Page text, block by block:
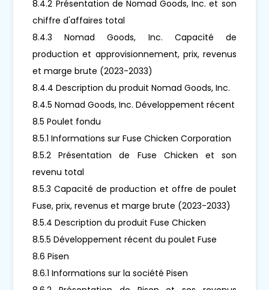
8.4.2 Présentation de Nomad Goods, Inc. et son
chiffre d'affaires total
8.4.3 Nomad Goods, Inc. Capacité de
production et approvisionnement, prix, revenus
et marge brute (2023-2033)
8.4.4 Description du produit Nomad Goods, Inc.
8.4.5 Nomad Goods, Inc. Développement récent
8.5 Poulet fondu
8.5.1 Informations sur Fuse Chicken Corporation
8.5.2 Présentation de Fuse Chicken et son
revenu total
8.5.3 Capacité de production et offre de poulet
Fuse, prix, revenus et marge brute (2023-2033)
8.5.4 Description du produit Fuse Chicken
8.5.5 Développement récent du poulet Fuse
8.6 Pisen
8.6.1 Informations sur la société Pisen